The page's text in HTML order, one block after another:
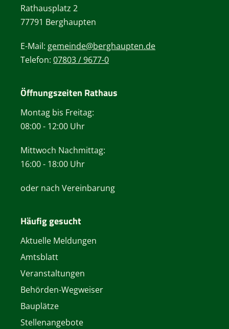
Rathausplatz 2
77791 Berghaupten
E-Mail: gemeinde@berghaupten.de
Telefon: 07803 / 9677-0
Öffnungszeiten Rathaus
Montag bis Freitag:
08:00 - 12:00 Uhr
Mittwoch Nachmittag:
16:00 - 18:00 Uhr
oder nach Vereinbarung
Häufig gesucht
Aktuelle Meldungen
Amtsblatt
Veranstaltungen
Behörden-Wegweiser
Bauplätze
Stellenangebote